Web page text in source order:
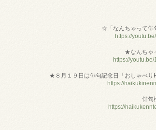
☆「なんちゃって俳
https://
★なんちゃ
https://
★８月１９日は俳句記念日「おしゃべり
https://
俳句
https://